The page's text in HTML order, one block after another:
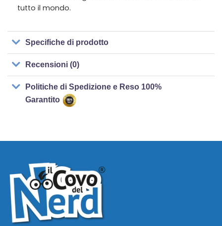
tutto il mondo.
Specifiche di prodotto
Recensioni (0)
Politiche di Spedizione e Reso 100%
Garantito